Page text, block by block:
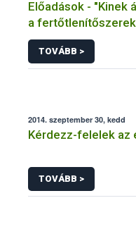
Előadások - "Kinek
a
TOVÁBB >
2014. szeptember 30, kedd
Kérdezz-felelek az
TOVÁBB >